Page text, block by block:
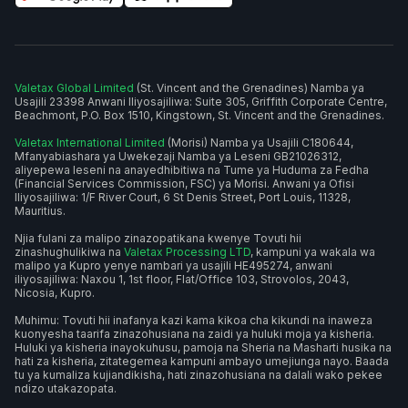
Valetax Global Limited (St. Vincent and the Grenadines) Namba ya
Usajili 23398 Anwani Iliyosajiliwa: Suite 305, Griffith Corporate Centre,
Beachmont, P.O. Box 1510, Kingstown, St. Vincent and the Grenadines.
Valetax International Limited (Morisi) Namba ya Usajili C180644,
Mfanyabiashara ya Uwekezaji Namba ya Leseni GB21026312,
aliyepewa leseni na anayedhibitiwa na Tume ya Huduma za Fedha
(Financial Services Commission, FSC) ya Morisi. Anwani ya Ofisi
Iliyosajiliwa: 1/F River Court, 6 St Denis Street, Port Louis, 11328,
Mauritius.
Njia fulani za malipo zinazopatikana kwenye Tovuti hii
zinashughulikiwa na Valetax Processing LTD, kampuni ya wakala wa
malipo ya Kupro yenye nambari ya usajili HE495274, anwani
iliyosajiliwa: Naxou 1, 1st floor, Flat/Office 103, Strovolos, 2043,
Nicosia, Kupro.
Muhimu: Tovuti hii inafanya kazi kama kikoa cha kikundi na inaweza
kuonyesha taarifa zinazohusiana na zaidi ya huluki moja ya kisheria.
Huluki ya kisheria inayokuhusu, pamoja na Sheria na Masharti husika na
hati za kisheria, zitategemea kampuni ambayo umejiunga nayo. Baada
tu ya kumaliza kujiandikisha, hati zinazohusiana na dalali wako pekee
ndizo utakazopata.